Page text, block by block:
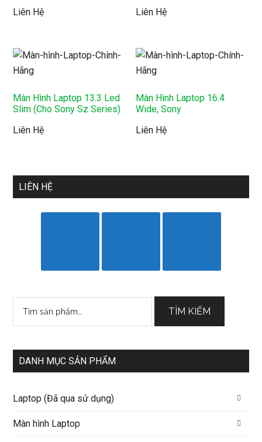
Liên Hệ
Liên Hệ
Màn Hình Laptop 13.3 Led
Slim (Cho Sony Sz Series)
Liên Hệ
Màn Hình Laptop 16.4
Wide, Sony
Liên Hệ
LIÊN HỆ
TÌM KIẾM
DANH MỤC SẢN PHẨM
Laptop (Đã qua sử dụng)
Màn hình Laptop